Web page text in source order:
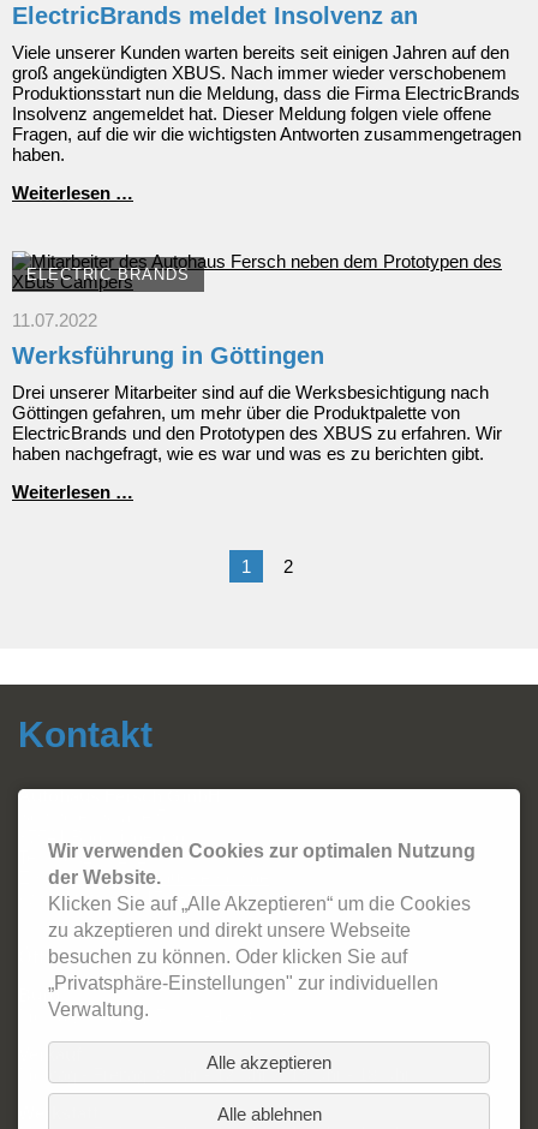
ElectricBrands meldet Insolvenz an
Viele unserer Kunden warten bereits seit einigen Jahren auf den
groß angekündigten XBUS. Nach immer wieder verschobenem
Produktionsstart nun die Meldung, dass die Firma ElectricBrands
Insolvenz angemeldet hat. Dieser Meldung folgen viele offene
Fragen, auf die wir die wichtigsten Antworten zusammengetragen
haben.
Weiterlesen …
an
ELECTRIC BRANDS
11.07.2022
Werksführung in Göttingen
Drei unserer Mitarbeiter sind auf die Werksbesichtigung nach
Göttingen gefahren, um mehr über die Produktpalette von
ElectricBrands und den Prototypen des XBUS zu erfahren. Wir
haben nachgefragt, wie es war und was es zu berichten gibt.
Weiterlesen …
1
2
Kontakt
Autohaus Fersch GmbH
Tel.:08324 - 2420
Email:info@autohaus-fersch.de
WhatsApp: +49 178/894 2786
Öffnungszeiten:
Büro
Montag - Freitag: 7 Uhr - 18:30 Uhr
Montag - Freitag: 8 Uhr - 12 Uhr & 13 Uhr - 18 Uhr
Wir verwenden Cookies zur optimalen Nutzung
der Website.
Klicken Sie auf „Alle Akzeptieren“ um die Cookies
zu akzeptieren und direkt unsere Webseite
besuchen zu können. Oder klicken Sie auf
„Privatsphäre-Einstellungen" zur individuellen
Verwaltung.
Alle akzeptieren
Alle ablehnen